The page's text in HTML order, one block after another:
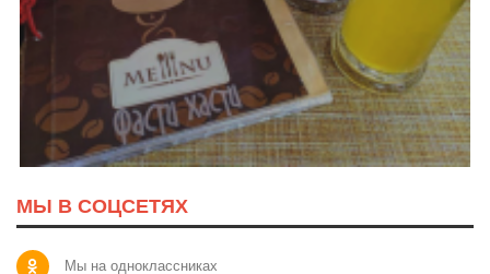
МЫ В СОЦСЕТЯХ
Мы на одноклассниках